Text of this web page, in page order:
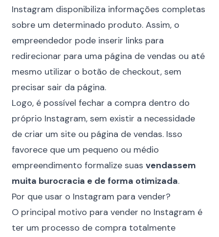
Instagram disponibiliza informações completas
sobre um determinado produto. Assim, o
empreendedor pode inserir links para
redirecionar para uma página de vendas ou até
mesmo utilizar o botão de checkout, sem
precisar sair da página.
Logo, é possível fechar a compra dentro do
próprio Instagram, sem existir a necessidade
de criar um site ou página de vendas. Isso
favorece que um pequeno ou médio
empreendimento formalize suas vendassem
muita burocracia e de forma otimizada.
Por que usar o Instagram para vender?
O principal motivo para vender no Instagram é
ter um processo de compra totalmente